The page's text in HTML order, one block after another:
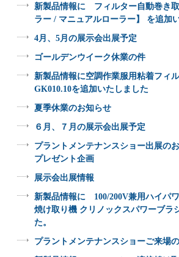
新製品情報に フィルター自動巻き
ラー / マニュアルローラー】 を追加
4月、5月の展示会出展予定
ゴールデンウイーク休業の件
新製品情報に空調作業服用粘着フィ
GK010.10を追加いたしました
夏季休業のお知らせ
６月、７月の展示会出展予定
プラントメンテナンスショー出展の
プレゼント企画
展示会出展情報
新製品情報に 100/200V兼用ハイパ
焼け取り機 クリノックスパワーブラ
た。
プラントメンテナンスショーご来場